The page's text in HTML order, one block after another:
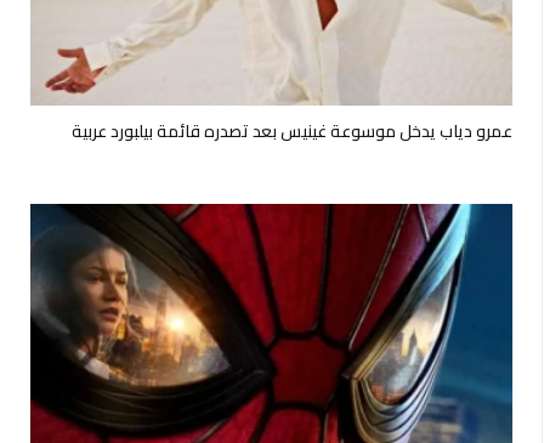
عمرو دياب يدخل موسوعة غينيس بعد تصدره قائمة بيلبورد عربية